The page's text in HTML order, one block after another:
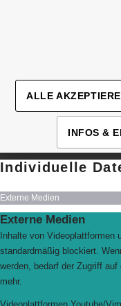
ALLE
INFOS &
Individuelle
Externe Medien
Externe Medien
Inhalte von Videoplattformen
standardmäßig blockiert.
werden, bedarf der Zugriff
mehr.